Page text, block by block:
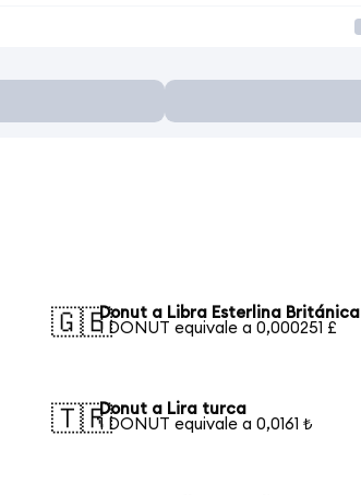
🇬🇧Donut a Libra Esterlina Británica
1 DONUT equivale a 0,000251 £
🇹🇷Donut a Lira turca
1 DONUT equivale a 0,0161 ₺